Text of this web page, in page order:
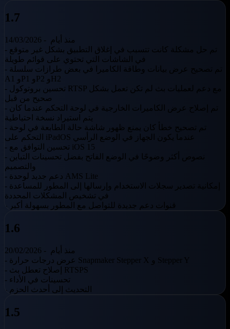
1.7
14/03/2026 - منذ أيام
- تم حل مشكلة كانت تتسبب في إغلاق التطبيق بشكل غير متوقع
في الشاشات التي تحتوي على قوائم طويلة
- تم تصحيح عرض بيانات وطاقة الكاميرا في بعض طرازات سلسلة
A1 وP1 وP2 وH2
- تحسين بروتوكول RTSP مع دعم لعمليات بث لم تكن تعمل بشكل
صحيح من قبل
- تم إصلاح عرض الكاميرات الخارجية في لوحة التحكم عندما كان
يتم استيراد نسخة احتياطية
- تم تصحيح خطأ كان يمنع ظهور شاشة حالة الطابعة في لوحة
التحكم على iPadOS عندما يكون الجهاز في الوضع الرأسي
- تحسين التوافق مع iOS 15
- نصوص أكثر وضوحًا في الوضع الفاتح بفضل تحسينات التباين
والتصميم
- دعم جديد لوحدة AMS Lite
- إمكانية تصدير سجلات الاستخدام وإرسالها إلى المطور للمساعدة
في تشخيص المشكلات المحددة
- قنوات دعم جديدة للتواصل مع المطور بسهولة أكبر
1.6
20/02/2026 - منذ أيام
- عرض درجات حرارة Snapmaker Stepper X و Stepper Y
- إصلاح تعطل بث RTSPS
- تحسينات في الأداء
- التحديث إلى أحدث الحزم
1.5